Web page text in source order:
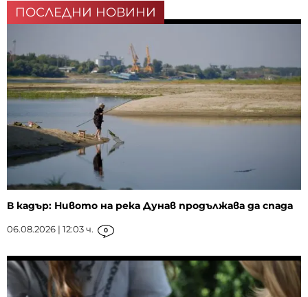
ПОСЛЕДНИ НОВИНИ
В кадър: Нивото на река Дунав продължава да спада
06.08.2026 | 12:03 ч. 0